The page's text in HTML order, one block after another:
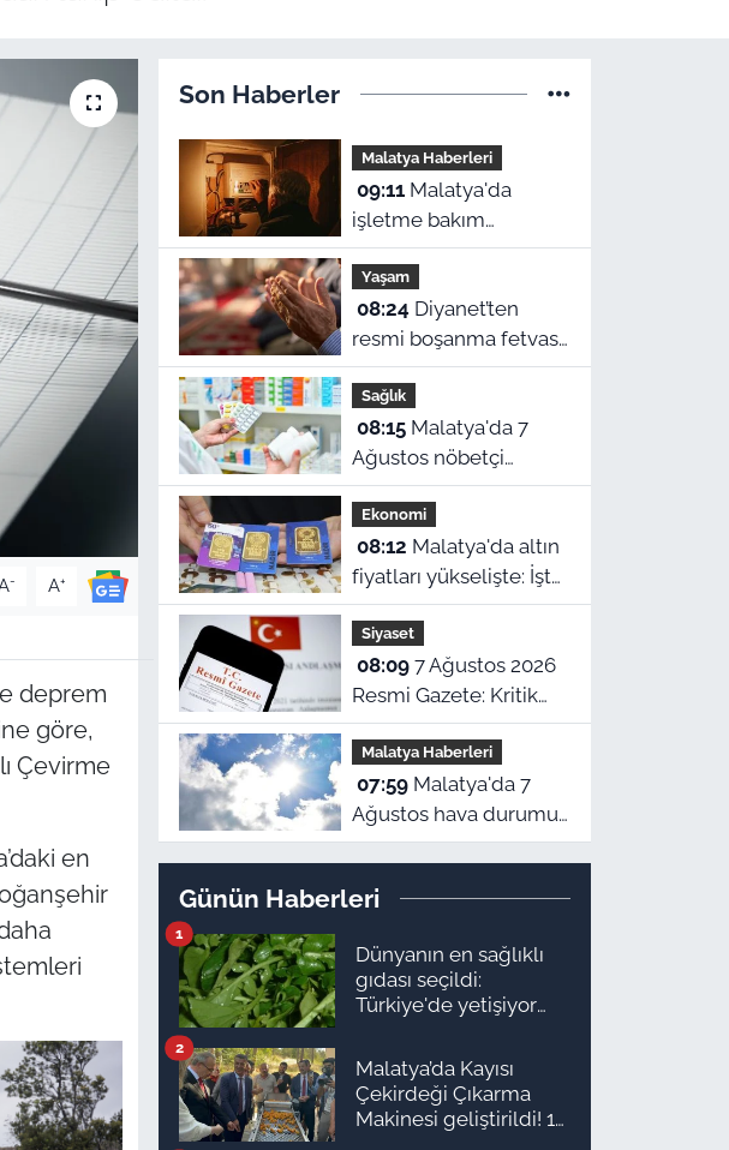
- A+
deprem
göre,
Çevirme
en
Son Haberler
Malatya Haberleri
09:11Malatya'da
işletme bakım
çalışmaları
kapsamında bir çok
ilçede planlı elektrik
kesintileri
uygulanacak.
Kesintilerin yap
Yaşam
08:24
resmi boşanma fetvası
ve Malatya namaz
vakitleri
Sağlık
08:15Malatya'da 7
Ağustos nöbetçi
eczaneler belli oldu!
Ekonomi
08:12
fiyatları yükselişte: İşte
7 Ağustos güncel
piyasa ekranı!
Siyaset
08:097 Ağustos 2026
Resmi Gazete: Kritik
kararlar ve yeni
yönetmelikler
yürürlükte
Malatya Haberleri
07:59Malatya'da 7
Ağustos hava durumu:
Kavurucu sıcaklar
Günün Haberleri
Dünyanın en sağlıklı
gıdası seçildi:
Türkiye'de yetişiyor
bakmıyor
1
Malatya’da Kayısı
Çekirdeği Çıkarma
Makinesi geliştirildi! 16
2